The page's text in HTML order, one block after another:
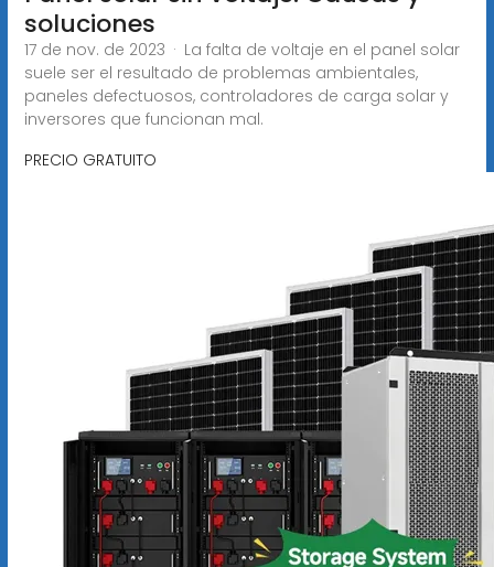
soluciones
17 de nov. de 2023 · La falta de voltaje en el panel solar
suele ser el resultado de problemas ambientales,
paneles defectuosos, controladores de carga solar y
inversores que funcionan mal.
PRECIO GRATUITO